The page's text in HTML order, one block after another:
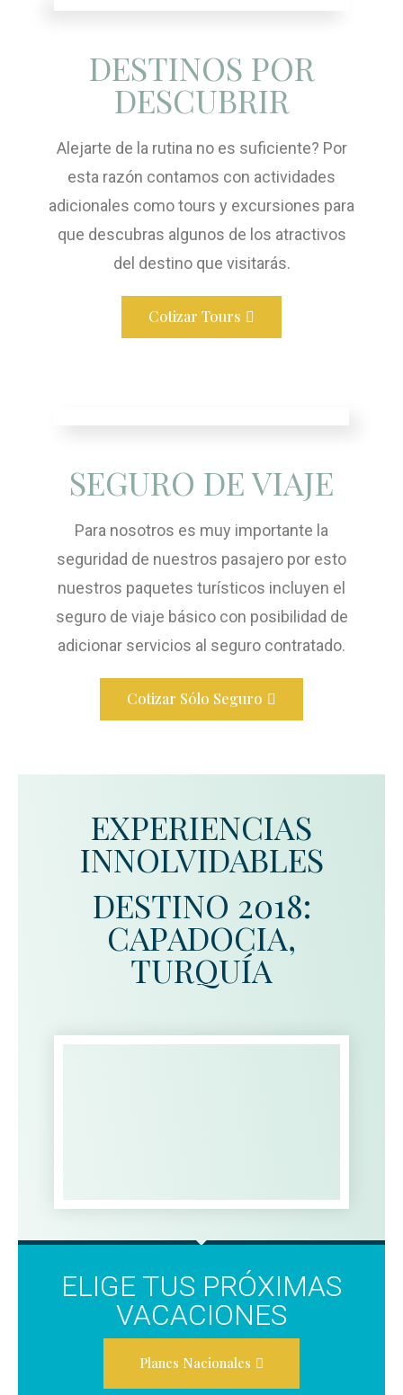
DESTINOS POR
DESCUBRIR
Alejarte de la rutina no es suficiente? Por
esta razón contamos con actividades
adicionales como tours y excursiones para
que descubras algunos de los atractivos
del destino que visitarás.
Cotizar Tours
SEGURO DE VIAJE
Para nosotros es muy importante la
seguridad de nuestros pasajero por esto
nuestros paquetes turísticos incluyen el
seguro de viaje básico con posibilidad de
adicionar servicios al seguro contratado.
Cotizar Sólo Seguro
EXPERIENCIAS
INNOLVIDABLES
DESTINO 2018:
CAPADOCIA,
TURQUÍA
ELIGE TUS PRÓXIMAS
VACACIONES
Planes Nacionales